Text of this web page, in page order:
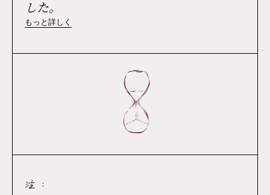
した。
もっと詳しく
注 :